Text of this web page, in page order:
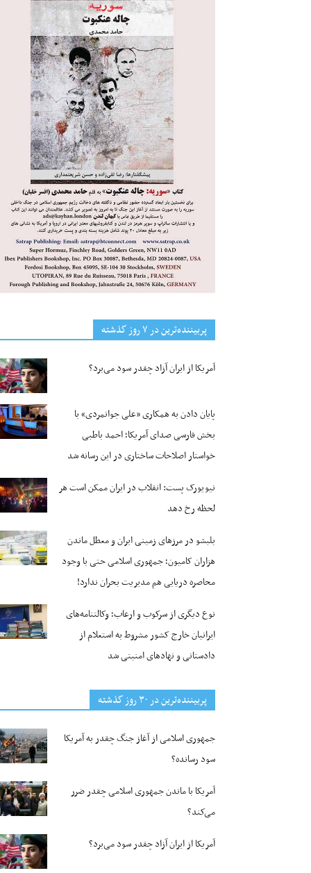
پربیننده‌ترین‌ در ۷ روز گذشته
آمریکا از ایران آزاد چقدر سود می‌برد؟
پایان دادن به همکاری «علی جوانمردی» با
بخش فارسی صدای آمریکا؛ احمد باطبی
خواستار اصلاحات ساختاری در این رسانه شد
نیویورک پست: انقلاب در ایران ممکن است هر
لحظه رخ دهد
بلبشو در مرزهای زمینی ایران و معطل ماندن
هزاران کامیون؛ جمهوری اسلامی حتی با وجود
محاصره دریایی هم مدیریت بحران ندارد!
نوع دیگری از سرکوب و ارعاب؛ وکالتنامه‌های
ایرانیان خارج کشور مشروط به استعلام از
دادستانی و نهادهای امنیتی شد
پربیننده‌ترین‌ در ۳۰ روز گذشته
جمهوری اسلامی از آغاز جنگ چقدر به آمریکا
سود رسانده؟
آمریکا با ماندن جمهوری اسلامی چقدر ضرر
می‌کند؟
آمریکا از ایران آزاد چقدر سود می‌برد؟